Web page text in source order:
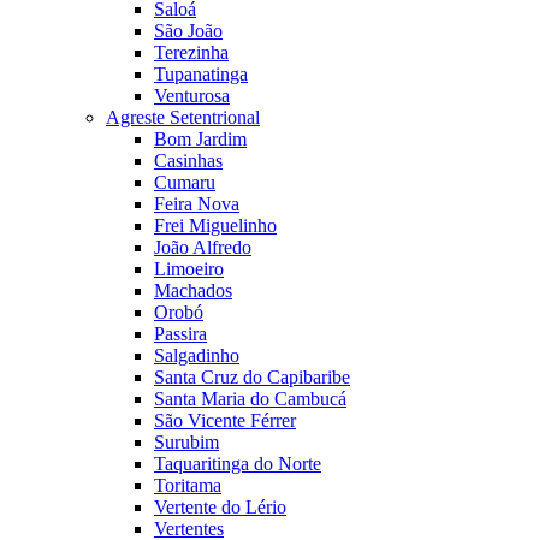
Saloá
São João
Terezinha
Tupanatinga
Venturosa
Agreste Setentrional
Bom Jardim
Casinhas
Cumaru
Feira Nova
Frei Miguelinho
João Alfredo
Limoeiro
Machados
Orobó
Passira
Salgadinho
Santa Cruz do Capibaribe
Santa Maria do Cambucá
São Vicente Férrer
Surubim
Taquaritinga do Norte
Toritama
Vertente do Lério
Vertentes